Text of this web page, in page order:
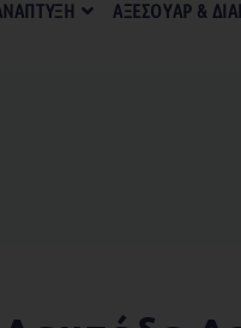
ΑΞΕΣΟΥΆΡ &